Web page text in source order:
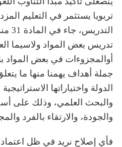
تربويا يستثمر في التعليم
تدريس بعض المواد ولاسيما
أوالمجزوءات في بعض المواد
جملة أهداف يهمنا منها ما
الدولة واختياراتها
والبحث العلمي، وذلك على
والجودة، والارتقاء بالفرد
فأي إصلاح نريد في ظل